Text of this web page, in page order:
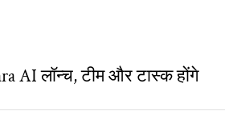
AI लॉन्च, टीम और टास्क होंगे